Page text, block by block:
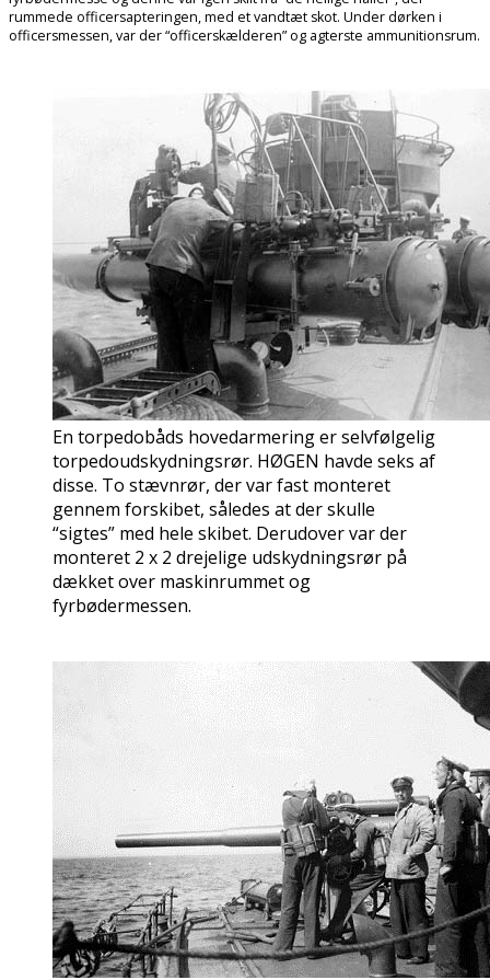
rummede officersapteringen, med et vandtæt skot. Under dørken i
officersmessen, var der “officerskælderen” og agterste ammunitionsrum.
En torpedobåds hovedarmering er selvfølgelig
torpedoudskydningsrør. HØGEN havde seks af
disse. To stævnrør, der var fast monteret
gennem forskibet, således at der skulle
“sigtes” med hele skibet. Derudover var der
monteret 2 x 2 drejelige udskydningsrør på
dækket over maskinrummet og
fyrbødermessen.